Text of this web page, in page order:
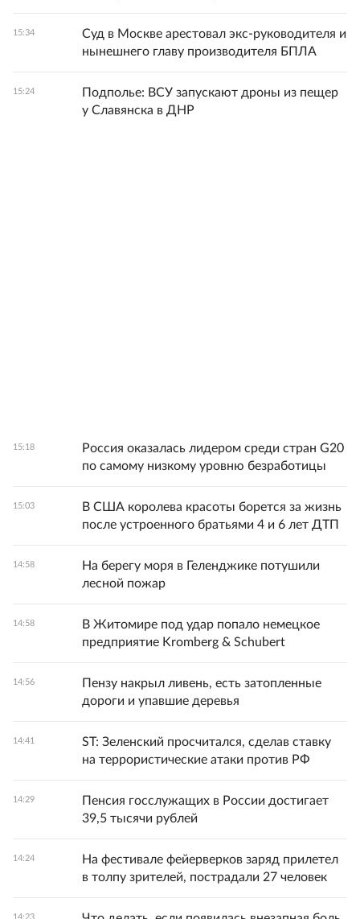
15:34
Суд в Москве арестовал экс-руководителя и
нынешнего главу производителя БПЛА
15:24
Подполье: ВСУ запускают дроны из пещер
у Славянска в ДНР
15:18
Россия оказалась лидером среди стран G20
по самому низкому уровню безработицы
15:03
В США королева красоты борется за жизнь
после устроенного братьями 4 и 6 лет ДТП
14:58
На берегу моря в Геленджике потушили
лесной пожар
14:58
В Житомире под удар попало немецкое
предприятие Kromberg & Schubert
14:56
Пензу накрыл ливень, есть затопленные
дороги и упавшие деревья
14:41
ST: Зеленский просчитался, сделав ставку
на террористические атаки против РФ
14:29
Пенсия госслужащих в России достигает
39,5 тысячи рублей
14:24
На фестивале фейерверков заряд прилетел
в толпу зрителей, пострадали 27 человек
14:23